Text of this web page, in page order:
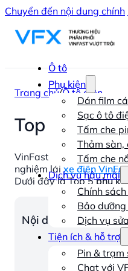
Chuyển đến nội dung chính
Ô tô
Phụ kiện
Dán film
Sạc ô tô
Tấm che
Thảm sàn,
Tấm che
Dịch vụ hậu mãi
Chính
Bảo
Dịch vụ
Tiện ích & hỗ trợ
Pin & trạm
Chat với
Trang chủ/Ô tô điện
Top 5 trang
VinFast VF3, mẫu SUV
nghiệm lái xe điện
Dưới đây là Top 5phụ
Nội dung chính